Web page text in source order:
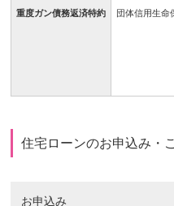
重度ガン債務返済特約 団体信用生命
住宅ローンのお申込み・
お申込み